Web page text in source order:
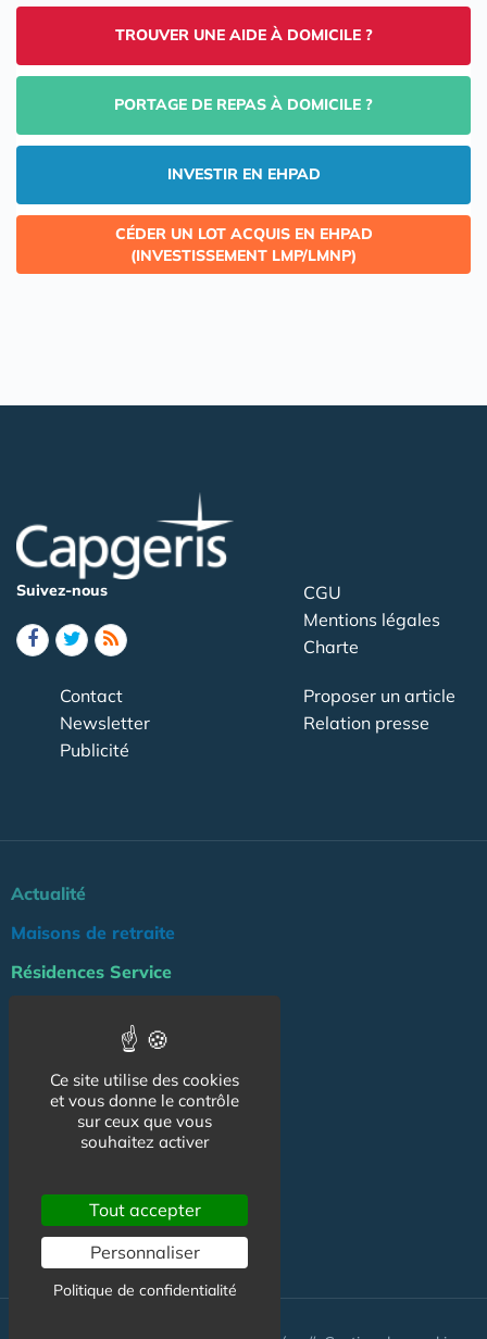
TROUVER UNE AIDE À DOMICILE ?
PORTAGE DE REPAS À DOMICILE ?
INVESTIR EN EHPAD
CÉDER UN LOT ACQUIS EN EHPAD
(INVESTISSEMENT LMP/LMNP)
Suivez-nous
CGU
Mentions légales
Charte
Contact
Newsletter
Publicité
Proposer un article
Relation presse
Actualité
Maisons de retraite
Résidences Service
Services à la personne
Logement Senior
Bien-être
Professionnels
NOS AUTRES SITES :
Ce site utilise des cookies
et vous donne le contrôle
sur ceux que vous
souhaitez activer
Tout accepter
Personnaliser
Politique de confidentialité